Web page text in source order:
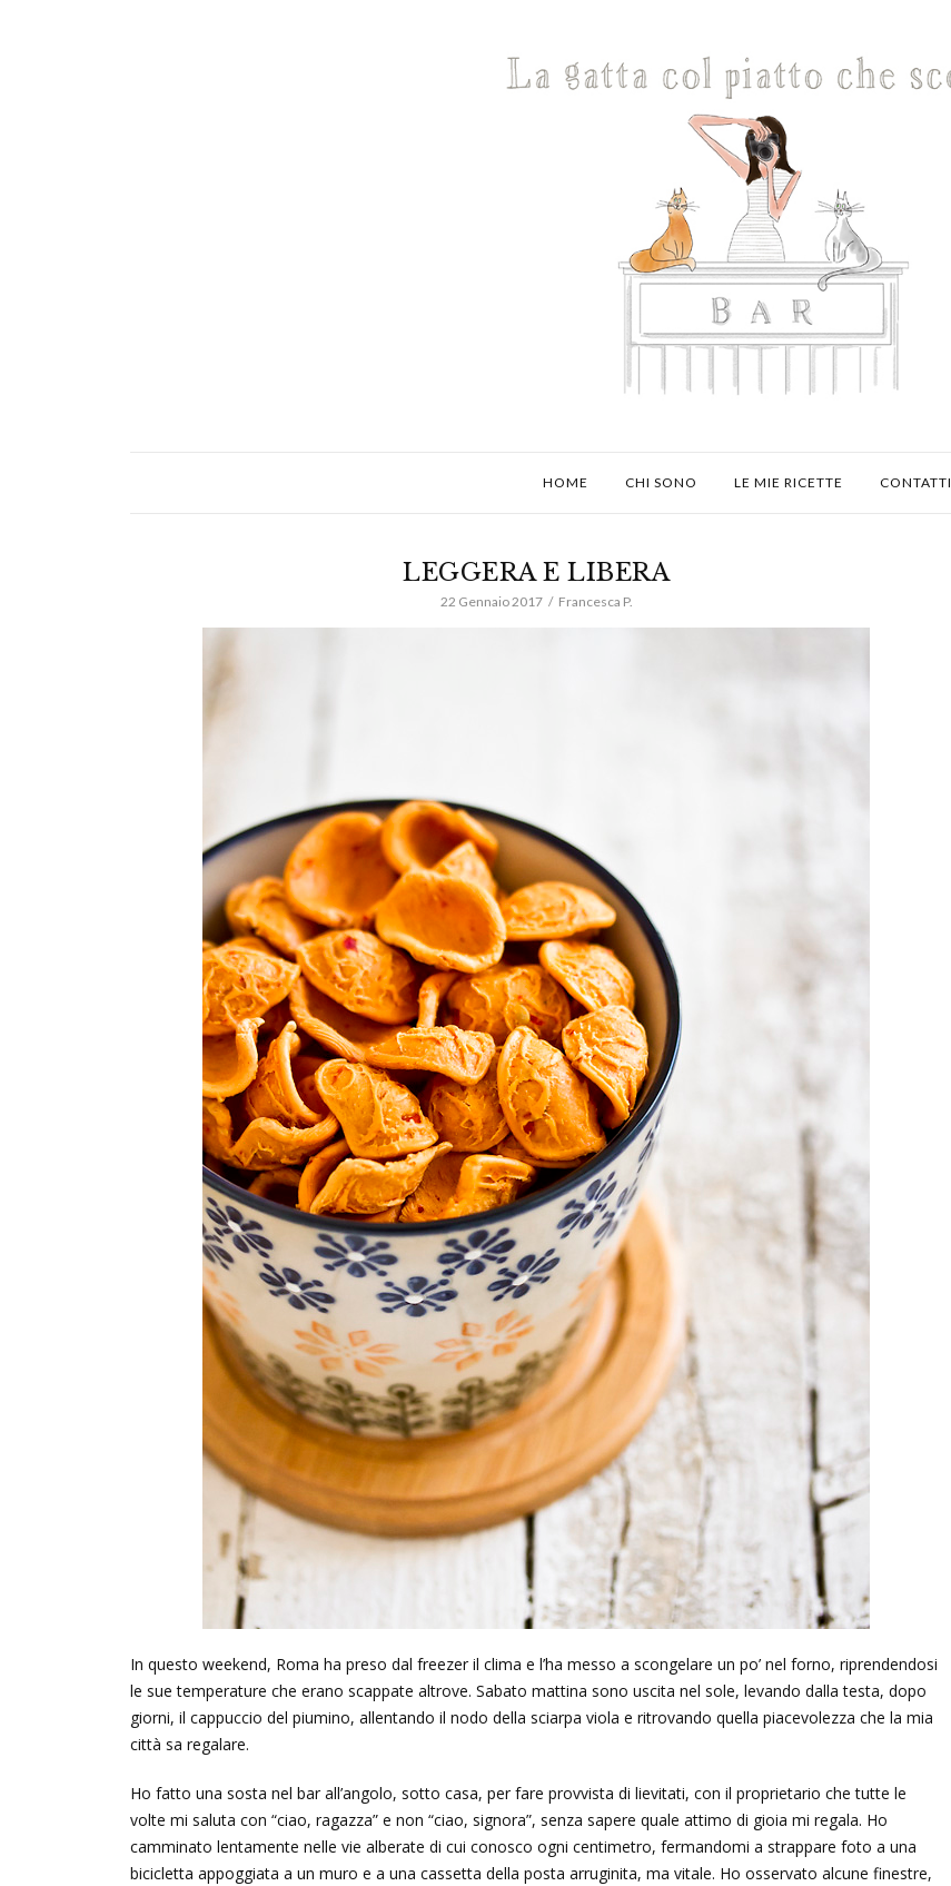
HOME CHI SONO LE MIE RICETTE CONTATTI
LEGGERA E LIBERA
22 Gennaio 2017 Francesca P.
In questo weekend, Roma ha preso dal freezer il clima e l’ha messo a scongelare un po’ nel forno, riprendendosi
le sue temperature che erano scappate altrove. Sabato mattina sono uscita nel sole, levando dalla testa, dopo
giorni, il cappuccio del piumino, allentando il nodo della sciarpa viola e ritrovando quella piacevolezza che la mia
città sa regalare.
Ho fatto una sosta nel bar all’angolo, sotto casa, per fare provvista di lievitati, con il proprietario che tutte le
volte mi saluta con “ciao, ragazza” e non “ciao, signora”, senza sapere quale attimo di gioia mi regala. Ho
camminato lentamente nelle vie alberate di cui conosco ogni centimetro, fermandomi a strappare foto a una
bicicletta appoggiata a un muro e a una cassetta della posta arruginita, ma vitale. Ho osservato alcune finestre,